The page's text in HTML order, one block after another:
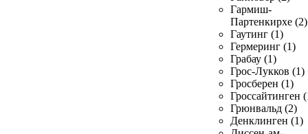
Гармиш-
Партенкирхе (2)
Гаутинг (1)
Гермеринг (1)
Грабау (1)
Грос-Лукков (1)
Гросберен (1)
Гроссайтинген
Грюнвальд (2)
Денклинген (1)